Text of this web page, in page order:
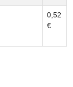
0,52
€